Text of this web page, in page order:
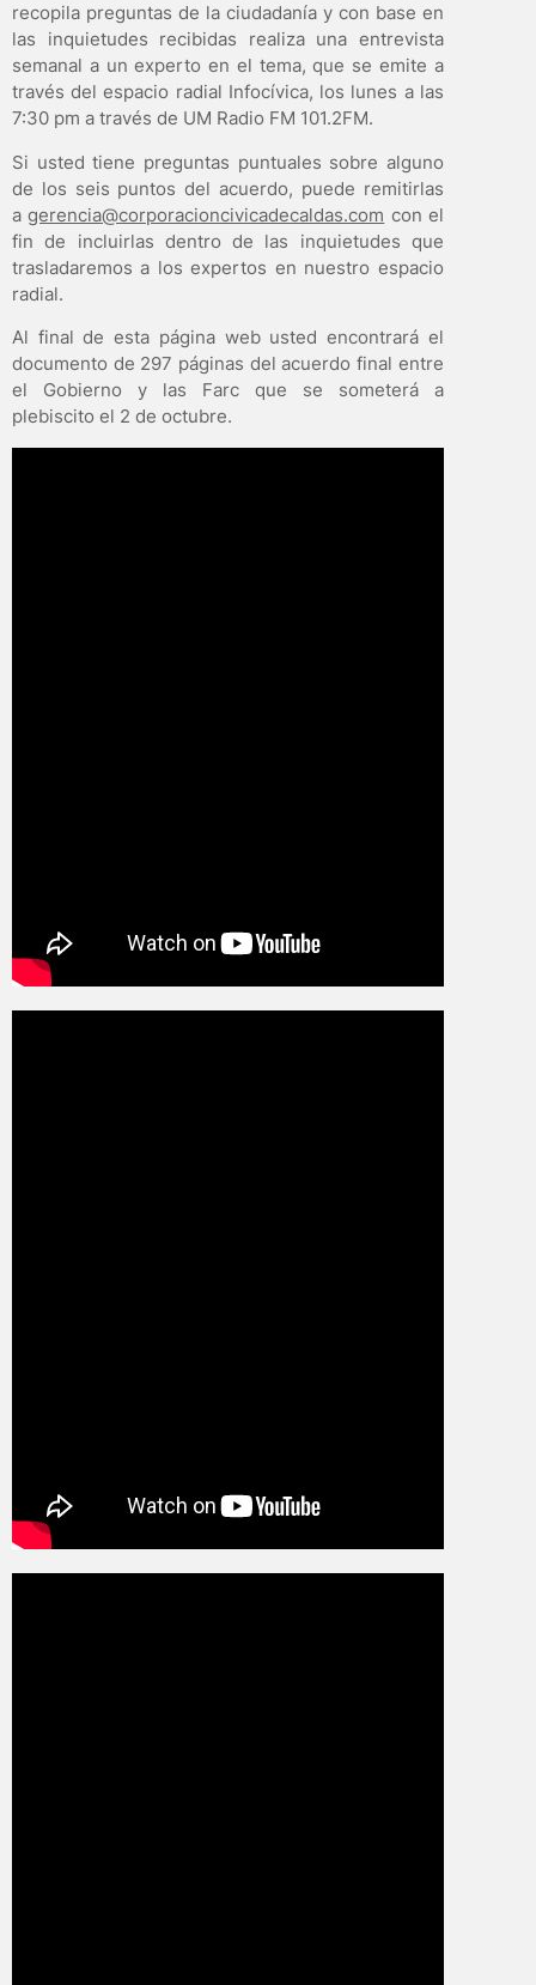
recopila preguntas de la ciudadanía y con base en
las inquietudes recibidas realiza una entrevista
semanal a un experto en el tema, que se emite a
través del espacio radial Infocívica, los lunes a las
7:30 pm a través de UM Radio FM 101.2FM.
Si usted tiene preguntas puntuales sobre alguno
de los seis puntos del acuerdo, puede remitirlas
agerencia@corporacioncivicadecaldas.com con el
fin de incluirlas dentro de las inquietudes que
trasladaremos a los expertos en nuestro espacio
radial.
Al final de esta página web usted encontrará el
documento de 297 páginas del acuerdo final entre
el Gobierno y las Farc que se someterá a
plebiscito el 2 de octubre.